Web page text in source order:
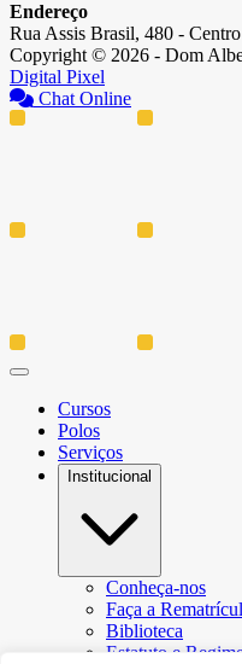
Endereço
Rua Assis Brasil, 480 -
Copyright © 2026 - Dom
Digital Pixel
Chat Online
Cursos
Polos
Serviços
Institucional
Conheça-nos
Faça a
Biblioteca
Estatuto e